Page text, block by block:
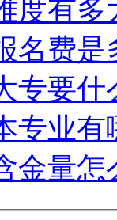
度有多
名费是
专要什
专业有
金量怎